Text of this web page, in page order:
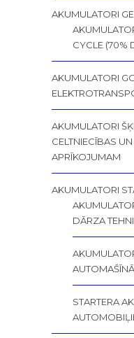
AKUMULATORI
CYCLE (70%
AKUMULATORI
AKUMULATORI
CELTNIECĪBAS
APRĪKOJUMAM
AKUMULATORI
DĀRZA
STARTERA